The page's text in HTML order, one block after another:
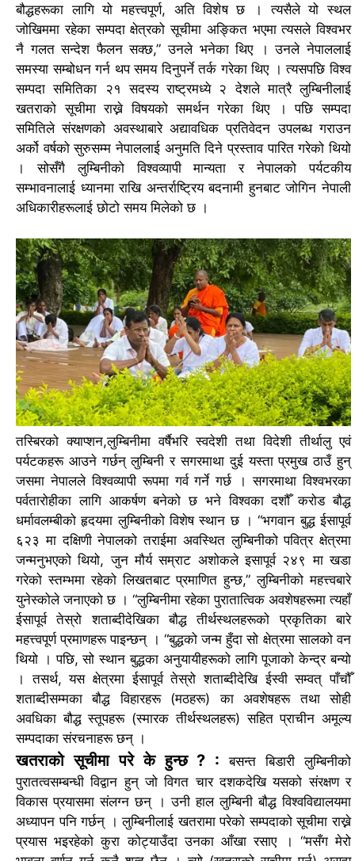
बौद्धहरूका लागि यो महत्त्वपूर्ण, अति विशेष छ । त्यसैले यो स्थल
जोखिममा रहेका सम्पदा क्षेत्रको सूचीमा अङ्कित भएमा त्यसले विश्वभर
नै गलत सन्देश फैलन सक्छ,” उनले भनेका थिए । उनले नेपाललाई
समस्या सम्बोधन गर्न थप समय दिनुपर्ने तर्क गरेका थिए ।त्यसपछि विश्व
सम्पदा समितिका २१ सदस्य राष्ट्रमध्ये २ देशले मात्रै लुम्बिनीलाई
खतराको सूचीमा राख्ने विषयको समर्थन गरेका थिए । पछि सम्पदा
समितिले संरक्षणको अवस्थाबारे अद्यावधिक प्रतिवेदन उपलब्ध गराउन
अर्को वर्षको सुरुसम्म नेपाललाई अनुमति दिने प्रस्ताव पारित गरेको थियो
।सोसँगै लुम्बिनीको विश्वव्यापी मान्यता र नेपालको पर्यटकीय
सम्भावनालाई ध्यानमा राखि अन्तर्राष्ट्रिय बदनामी हुनबाट जोगिन नेपाली
अधिकारीहरूलाई छोटो समय मिलेको छ ।
तस्बिरको क्याप्शन,लुम्बिनीमा वर्षैभरि स्वदेशी तथा विदेशी तीर्थालु एवं
पर्यटकहरू आउने गर्छन्लुम्बिनी र सगरमाथा दुई यस्ता प्रमुख ठाउँ हुन्
जसमा नेपालले विश्वव्यापी रूपमा गर्व गर्ने गर्छ ।सगरमाथा विश्वभरका
पर्वतारोहीका लागि आकर्षण बनेको छ भने विश्वका दशौँ करोड बौद्ध
धर्मावलम्बीको हृदयमा लुम्बिनीको विशेष स्थान छ ।“भगवान बुद्ध ईसापूर्व
६२३ मा दक्षिणी नेपालको तराईमा अवस्थित लुम्बिनीको पवित्र क्षेत्रमा
जन्मनुभएको थियो, जुन मौर्य सम्राट अशोकले इसापूर्व २४९ मा खडा
गरेको स्तम्भमा रहेको लिखतबाट प्रमाणित हुन्छ,” लुम्बिनीको महत्त्वबारे
युनेस्कोले जनाएको छ । “लुम्बिनीमा रहेका पुरातात्विक अवशेषहरूमा त्यहाँ
ईसापूर्व तेस्रो शताब्दीदेखिका बौद्ध तीर्थस्थलहरूको प्रकृतिका बारे
महत्त्वपूर्ण प्रमाणहरू पाइन्छन् । “बुद्धको जन्म हुँदा सो क्षेत्रमा सालको वन
थियो । पछि, सो स्थान बुद्धका अनुयायीहरूको लागि पूजाको केन्द्र बन्यो
। तसर्थ, यस क्षेत्रमा ईसापूर्व तेस्रो शताब्दीदेखि ईस्वी सम्वत् पाँचौँ
शताब्दीसम्मका बौद्ध विहारहरू (मठहरू) का अवशेषहरू तथा सोही
अवधिका बौद्ध स्तूपहरू (स्मारक तीर्थस्थलहरू) सहित प्राचीन अमूल्य
सम्पदाका संरचनाहरू छन् ।
खतराको सूचीमा परे के हुन्छ ? :बसन्त बिडारी लुम्बिनीको
पुरातत्वसम्बन्धी विद्वान हुन् जो विगत चार दशकदेखि यसको संरक्षण र
विकास प्रयासमा संलग्न छन् । उनी हाल लुम्बिनी बौद्ध विश्वविद्यालयमा
अध्यापन पनि गर्छन् ।लुम्बिनीलाई खतरामा परेको सम्पदाको सूचीमा राख्ने
प्रयास भइरहेको कुरा कोट्याउँदा उनका आँखा रसाए । “मसँग मेरो